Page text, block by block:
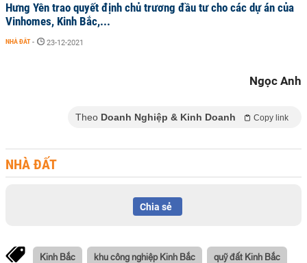
Hưng Yên trao quyết định chủ trương đầu tư cho các dự án của
Vinhomes, Kinh Bắc,...
NHÀ ĐẤT - 23-12-2021
Ngọc Anh
Theo Doanh Nghiệp & Kinh Doanh Copy link
NHÀ ĐẤT
Chia sẻ
Kinh Bắc khu công nghiệp Kinh Bắc quỹ đất Kinh Bắc